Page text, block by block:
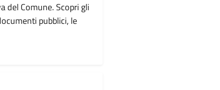
del Comune. Scopri gli
pubblici, le